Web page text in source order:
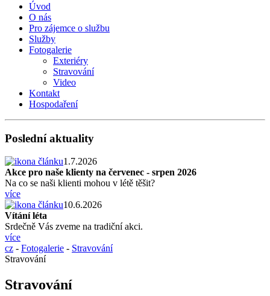
Úvod
O nás
Pro zájemce o službu
Služby
Fotogalerie
Exteriéry
Stravování
Video
Kontakt
Hospodaření
Poslední aktuality
1.7.2026
Akce pro naše klienty na červenec - srpen 2026
Na co se naši klienti mohou v létě těšit?
více
10.6.2026
Vítání léta
Srdečně Vás zveme na tradiční akci.
více
cz - Fotogalerie - Stravování
Stravování
Stravování